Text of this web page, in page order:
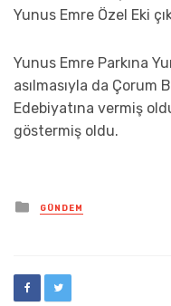
Yunus Emre Özel Eki
Yunus Emre Parkına
asılmasıyla da Çorum
Edebiyatına vermiş
göstermiş oldu.
Posted
in
GÜNDEM